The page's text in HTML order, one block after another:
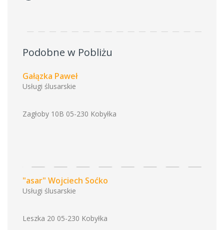
Podobne w Pobliżu
Gałązka Paweł
Usługi ślusarskie
Zagłoby 10B 05-230 Kobyłka
"asar" Wojciech Soćko
Usługi ślusarskie
Leszka 20 05-230 Kobyłka